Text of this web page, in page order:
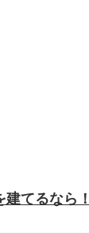
てるなら！